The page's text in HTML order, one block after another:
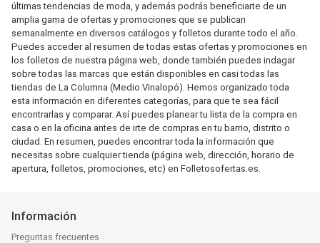
últimas tendencias de moda, y además podrás beneficiarte de un
amplia gama de ofertas y promociones que se publican
semanalmente en diversos catálogos y folletos durante todo el año.
Puedes acceder al resumen de todas estas ofertas y promociones en
los folletos de nuestra página web, donde también puedes indagar
sobre todas las marcas que están disponibles en casi todas las
tiendas de La Columna (Medio Vinalopó). Hemos organizado toda
esta información en diferentes categorías, para que te sea fácil
encontrarlas y comparar. Así puedes planear tu lista de la compra en
casa o en la oficina antes de irte de compras en tu barrio, distrito o
ciudad. En resumen, puedes encontrar toda la información que
necesitas sobre cualquier tienda (página web, dirección, horario de
apertura, folletos, promociones, etc) en Folletosofertas.es.
Información
Preguntas frecuentes